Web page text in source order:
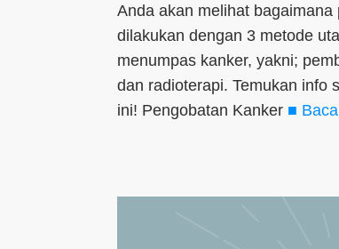
Anda akan melihat
dilakukan dengan 3 metode
menumpas kanker, yakni;
dan radioterapi. Temukan info
ini! Pengobatan Kanker ■